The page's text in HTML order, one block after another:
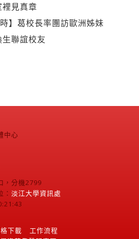
見真章
】葛校長率團訪歐洲姊妹
聯誼校友
中心
，分機2799
淡江大學資訊處
下載
工作流程